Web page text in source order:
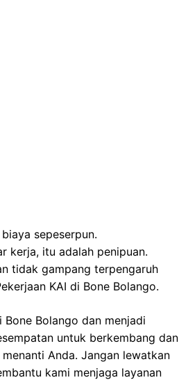
sepeserpun.
kerja, itu adalah penipuan.
tidak gampang terpengaruh
KAI di Bone Bolango.
Bolango dan menjadi
untuk berkembang dan
Anda. Jangan lewatkan
kami menjaga layanan